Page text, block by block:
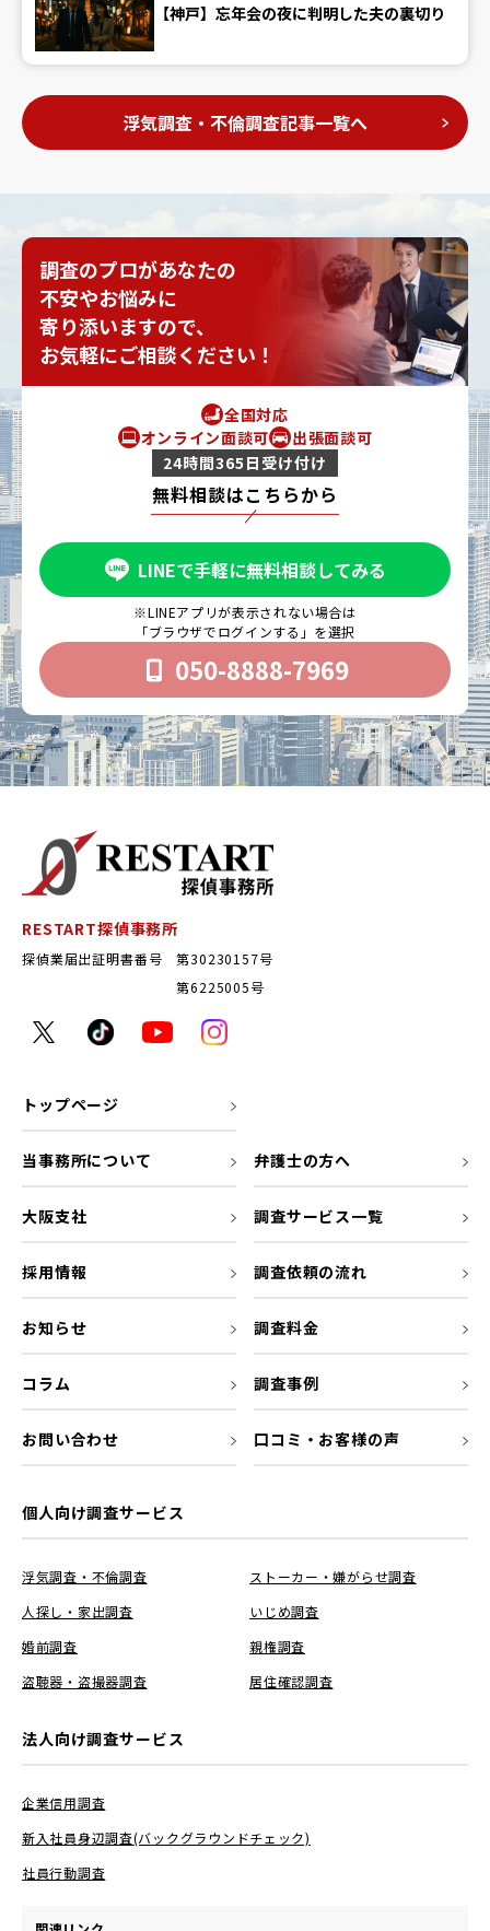
【神戸】忘年会の夜に判明した夫の裏切り
浮気調査・不倫調査記事一覧へ
調査のプロがあなたの
不安やお悩みに
寄り添いますので、
お気軽にご相談ください！
全国対応
オンライン面談可
出張面談可
24時間365日受け付け
無料相談はこちらから
LINEで手軽に無料相談してみる
※LINEアプリが表示されない場合は
「ブラウザでログインする」を選択
050-8888-7969
RESTART探偵事務所
探偵業届出証明書番号 第30230157号
第6225005号
トップページ
当事務所について 弁護士の方へ
大阪支社 調査サービス一覧
採用情報 調査依頼の流れ
お知らせ 調査料金
コラム 調査事例
お問い合わせ 口コミ・お客様の声
個人向け調査サービス
浮気調査・不倫調査
ストーカー・嫌がらせ調査
人探し・家出調査
いじめ調査
婚前調査
親権調査
盗聴器・盗撮器調査
居住確認調査
法人向け調査サービス
企業信用調査
新入社員身辺調査(バックグラウンドチェック)
社員行動調査